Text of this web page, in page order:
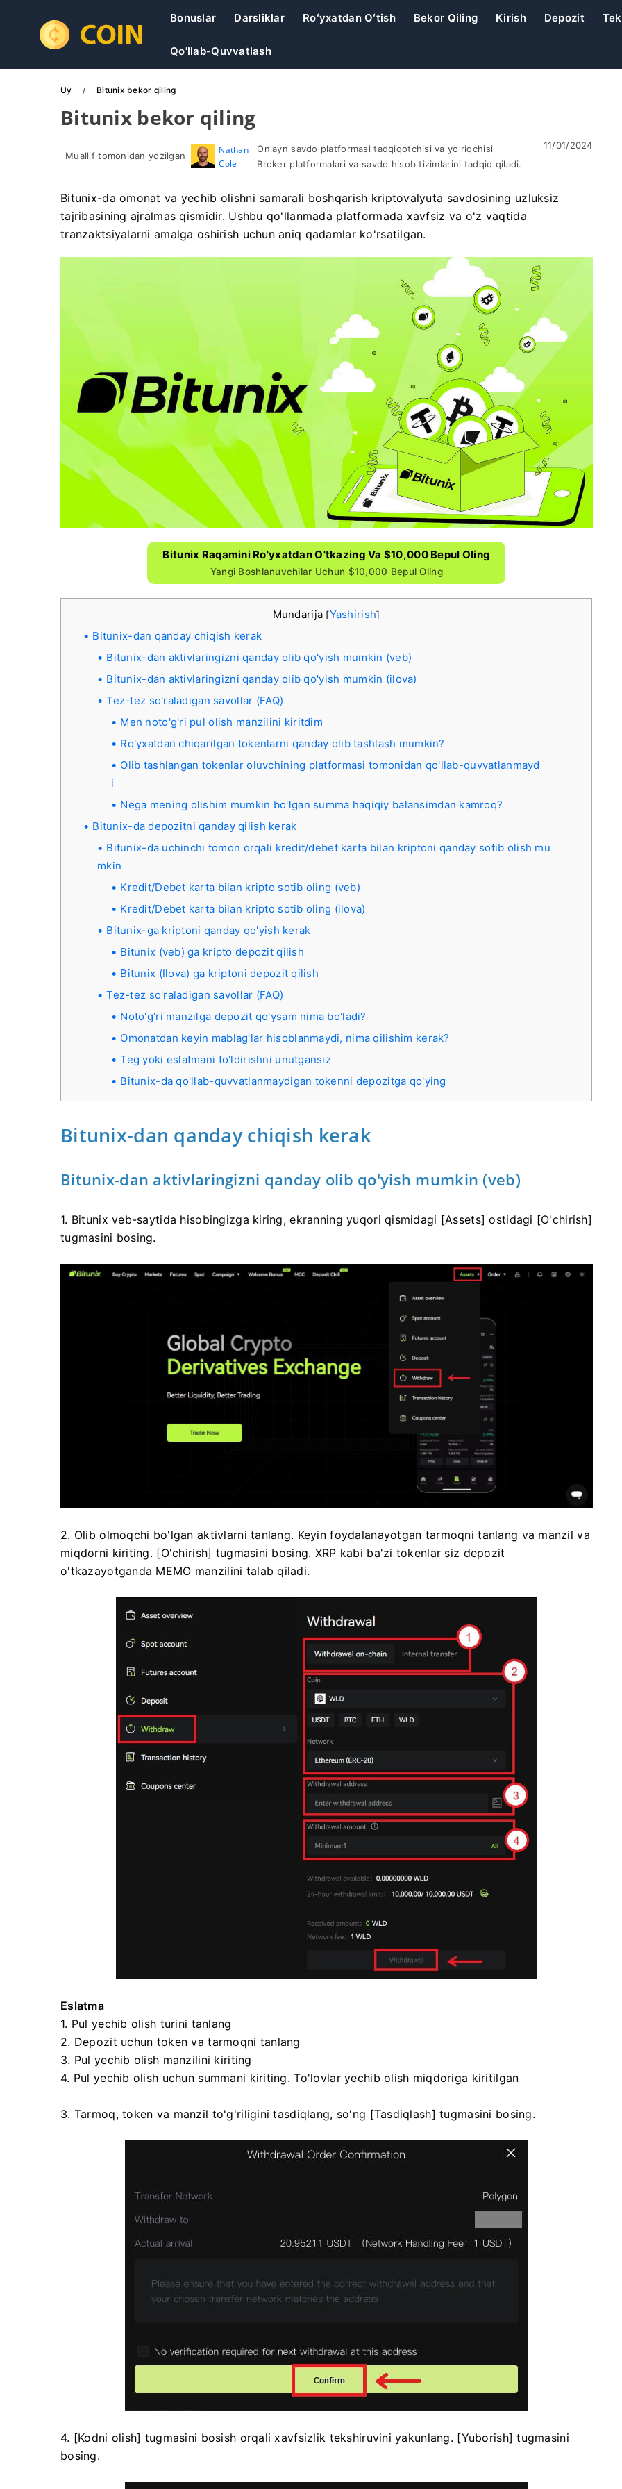
Bonuslar Darsliklar Roʻyxatdan Oʻtish Bekor Qiling Kirish Depozit
Qo'llab-Quvvatlash
Uy Bitunix bekor qiling
Bitunix bekor qiling
Muallif tomonidan yozilgan
Nathan
Cole
Onlayn savdo platformasi tadqiqotchisi va yo'riqchisi
Broker platformalari va savdo hisob tizimlarini tadqiq qiladi.
11/01/2024
Bitunix-da omonat va yechib olishni samarali boshqarish kriptovalyuta savdosining uzluksiz
tajribasining ajralmas qismidir. Ushbu qo'llanmada platformada xavfsiz va o'z vaqtida
tranzaktsiyalarni amalga oshirish uchun aniq qadamlar ko'rsatilgan.
Bitunix Raqamini Ro'yxatdan O'tkazing Va $10,000 Bepul Oling
Yangi Boshlanuvchilar Uchun $10,000 Bepul Oling
Mundarija [Yashirish]
Bitunix-dan qanday chiqish kerak
Bitunix-dan aktivlaringizni qanday olib qo'yish mumkin (veb)
Bitunix-dan aktivlaringizni qanday olib qo'yish mumkin (ilova)
Tez-tez so'raladigan savollar (FAQ)
Men noto'g'ri pul olish manzilini kiritdim
Ro'yxatdan chiqarilgan tokenlarni qanday olib tashlash mumkin?
Olib tashlangan tokenlar oluvchining platformasi tomonidan qo'llab-quvvatlanmayd
i
Nega mening olishim mumkin bo'lgan summa haqiqiy balansimdan kamroq?
Bitunix-da depozitni qanday qilish kerak
Bitunix-da uchinchi tomon orqali kredit/debet karta bilan kriptoni qanday sotib olish mu
mkin
Kredit/Debet karta bilan kripto sotib oling (veb)
Kredit/Debet karta bilan kripto sotib oling (ilova)
Bitunix-ga kriptoni qanday qo'yish kerak
Bitunix (veb) ga kripto depozit qilish
Bitunix (Ilova) ga kriptoni depozit qilish
Tez-tez so'raladigan savollar (FAQ)
Noto'g'ri manzilga depozit qo'ysam nima bo'ladi?
Omonatdan keyin mablag'lar hisoblanmaydi, nima qilishim kerak?
Teg yoki eslatmani to'ldirishni unutgansiz
Bitunix-da qo'llab-quvvatlanmaydigan tokenni depozitga qo'ying
Bitunix-dan qanday chiqish kerak
Bitunix-dan aktivlaringizni qanday olib qo'yish mumkin (veb)
1. Bitunix veb-saytida hisobingizga kiring, ekranning yuqori qismidagi [Assets] ostidagi [O'chirish]
tugmasini bosing.
2. Olib olmoqchi bo'lgan aktivlarni tanlang. Keyin foydalanayotgan tarmoqni tanlang va manzil va
miqdorni kiriting. [O'chirish] tugmasini bosing. XRP kabi ba'zi tokenlar siz depozit
o'tkazayotganda MEMO manzilini talab qiladi.
Eslatma
1. Pul yechib olish turini tanlang
2. Depozit uchun token va tarmoqni tanlang
3. Pul yechib olish manzilini kiriting
4. Pul yechib olish uchun summani kiriting.To'lovlar yechib olish miqdoriga kiritilgan
3. Tarmoq, token va manzil to'g'riligini tasdiqlang, so'ng [Tasdiqlash] tugmasini bosing.
4. [Kodni olish] tugmasini bosish orqali xavfsizlik tekshiruvini yakunlang. [Yuborish] tugmasini
bosing.